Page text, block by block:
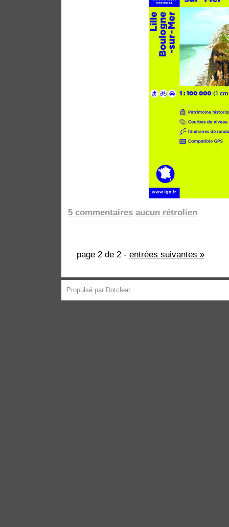
5 commentaires aucun rétrolien
page 2 de 2 - entrées suivantes »
Propulsé par Dotclear